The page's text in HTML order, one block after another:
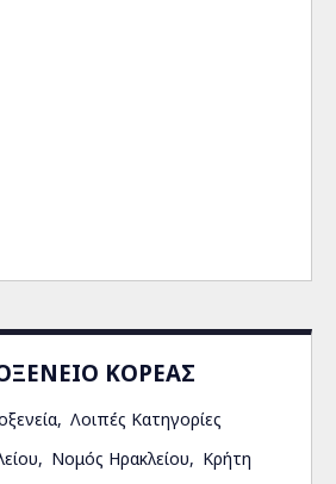
ΚΟΡΕΑΣ
Λοιπές Κατηγορίες
Νομός Ηρακλείου Κρήτη